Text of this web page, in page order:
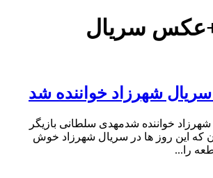
سریال
شهرزاد خواننده شد
خواننده شدمهدی سلطانی بازیگر
که این روز ها در سریال شهرزاد خوش
را...